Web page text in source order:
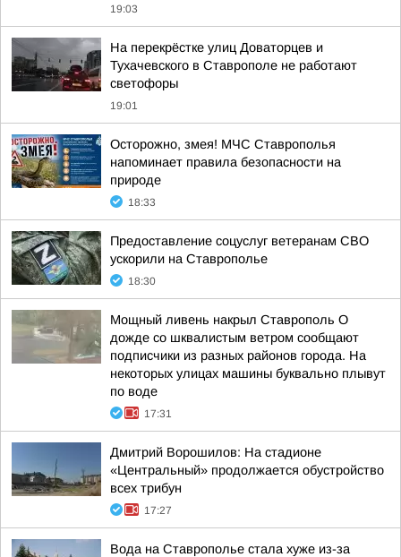
19:03
На перекрёстке улиц Доваторцев и
Тухачевского в Ставрополе не работают
светофоры
19:01
Осторожно, змея! МЧС Ставрополья
напоминает правила безопасности на
природе
18:33
Предоставление соцуслуг ветеранам СВО
ускорили на Ставрополье
18:30
Мощный ливень накрыл Ставрополь О
дожде со шквалистым ветром сообщают
подписчики из разных районов города. На
некоторых улицах машины буквально плывут
по воде
17:31
Дмитрий Ворошилов: На стадионе
«Центральный» продолжается обустройство
всех трибун
17:27
Вода на Ставрополье стала хуже из-за